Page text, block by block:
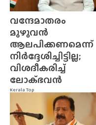
Kerala Top
വന്ദേമാതരം
മുഴുവൻ
ആലപിക്കണമെന്ന്
നിർദ്ദേശിച്ചിട്ടില്ല;
വിശദീകരിച്ച്
ലോക്‌ഭവൻ